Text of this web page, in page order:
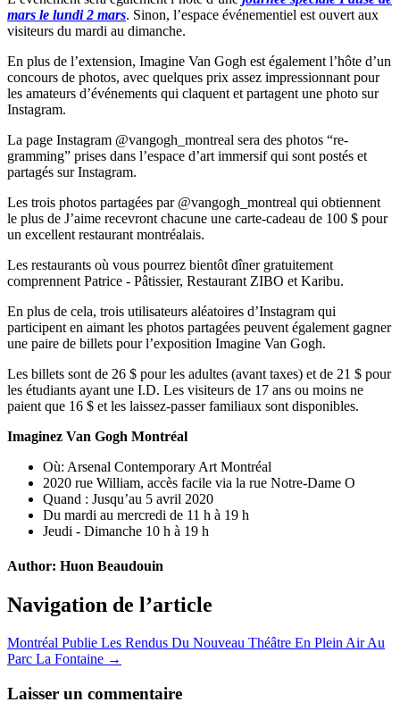
mars le lundi 2 mars. Sinon, l’espace événementiel est ouvert aux
visiteurs du mardi au dimanche.
En plus de l’extension, Imagine Van Gogh est également l’hôte d’un
concours de photos, avec quelques prix assez impressionnant pour
les amateurs d’événements qui claquent et partagent une photo sur
Instagram.
La page Instagram @vangogh_montreal sera des photos “re-
gramming” prises dans l’espace d’art immersif qui sont postés et
partagés sur Instagram.
Les trois photos partagées par @vangogh_montreal qui obtiennent
le plus de J’aime recevront chacune une carte-cadeau de 100 $ pour
un excellent restaurant montréalais.
Les restaurants où vous pourrez bientôt dîner gratuitement
comprennent Patrice - Pâtissier, Restaurant ZIBO et Karibu.
En plus de cela, trois utilisateurs aléatoires d’Instagram qui
participent en aimant les photos partagées peuvent également gagner
une paire de billets pour l’exposition Imagine Van Gogh.
Les billets sont de 26 $ pour les adultes (avant taxes) et de 21 $ pour
les étudiants ayant une I.D. Les visiteurs de 17 ans ou moins ne
paient que 16 $ et les laissez-passer familiaux sont disponibles.
Imaginez Van Gogh Montréal
Où: Arsenal Contemporary Art Montréal
2020 rue William, accès facile via la rue Notre-Dame O
Quand : Jusqu’au 5 avril 2020
Du mardi au mercredi de 11 h à 19 h
Jeudi - Dimanche 10 h à 19 h
Author: Huon Beaudouin
Navigation de l’article
Montréal Publie Les Rendus Du Nouveau Théâtre En Plein Air Au
Parc La Fontaine →
Laisser un commentaire